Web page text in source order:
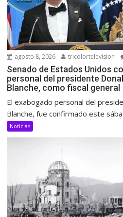
agosto 8, 2026 tricolortelevision
Senado de Estados Unidos
personal del presidente
Blanche, como fiscal general
El exabogado personal del
Blanche, fue confirmado este
Noticias